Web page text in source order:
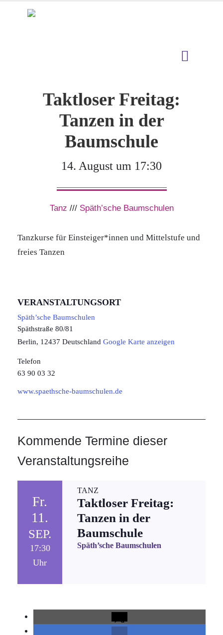
Taktloser Freitag:
Tanzen in der
Baumschule
14. August um 17:30
Tanz /// Späth’sche Baumschulen
Tanzkurse für Einsteiger*innen und Mittelstufe und
freies Tanzen
VERANSTALTUNGSORT
Späth’sche Baumschulen
Späthstraße 80/81
Berlin, 12437 Deutschland Google Karte anzeigen
Telefon
63 90 03 32
www.spaethsche-baumschulen.de
Kommende Termine dieser
Veranstaltungsreihe
Fr.
11.
SEP.
17:30
Uhr
TANZ
Taktloser Freitag:
Tanzen in der
Baumschule
Späth’sche Baumschulen